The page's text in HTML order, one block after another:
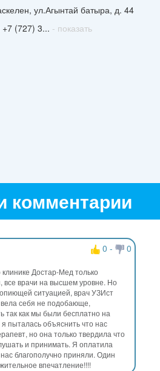
ул.Агынтай батыра, д. 44
+7 (727) 3... - показать
комментарии
0 -
0
Достар-Мед только
врачи на высшем уровне. Но
ситуацией, врач УЗИст
себя не подобающе,
так как мы были бесплатно на
пыталась объяснить что нас
но она только твердила что
и принимать. Я оплатила
благополучно приняли. Один
впечатление!!!!